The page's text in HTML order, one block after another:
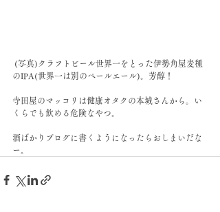
のIPA(世界一は別のペールエール)。芳醇！
寺田屋のマッコリは健康オタクの本城さんから。い
くらでも飲める危険なやつ。
酒ばかりブログに書くようになったらおしまいだな
ー。